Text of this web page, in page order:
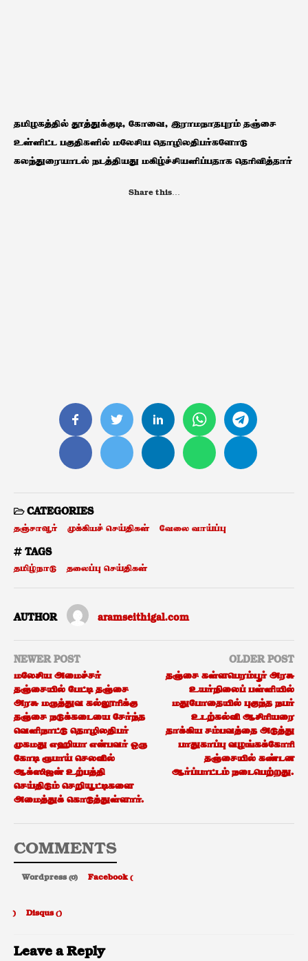
தமிழகத்தில் தூத்துக்குடி, கோவை, இராமநாதபுரம் தஞ்சை
உள்ளிட்ட பகுதிகளில் மலேசிய தொழிலதிபர்களோடு
கலந்துரையாடல் நடத்தியது மகிழ்ச்சியளிப்பதாக தெரிவித்தார்
Share this…
CATEGORIES
தஞ்சாவூர் முக்கியச் செய்திகள் வேலை வாய்ப்பு
TAGS
தமிழ்நாடு தலைப்பு செய்திகள்
AUTHOR aramseithigal.com
NEWER POST
மலேசிய அமைச்சர்
தஞ்சையில் பேட்டி தஞ்சை
அரசு மருத்துவ கல்லூரிக்கு
தஞ்சை நடுக்கடையை சேர்ந்த
வெளிநாட்டு தொழிலதிபர்
முகமது எஹியா என்பவர் ஒரு
கோடி ரூபாய் செலவில்
ஆக்ஸிஜன் உற்பத்தி
செய்திடும் செறியூட்டிகளை
அமைத்துக் கொடுத்துள்ளார்.
OLDER POST
தஞ்சை கள்ளபெரம்பூர் அரசு
உயர்நிலைப் பள்ளியில்
மதுபோதையில் புகுந்த நபர்
உடற்கல்வி ஆசிரியரை
தாக்கிய சம்பவத்தை அடுத்து
பாதுகாப்பு வழங்கக்கோரி
தஞ்சையில் கண்டன
ஆர்ப்பாட்டம் நடைபெற்றது.
COMMENTS
Wordpress (0) Facebook (
) Disqus ( )
Leave a Reply